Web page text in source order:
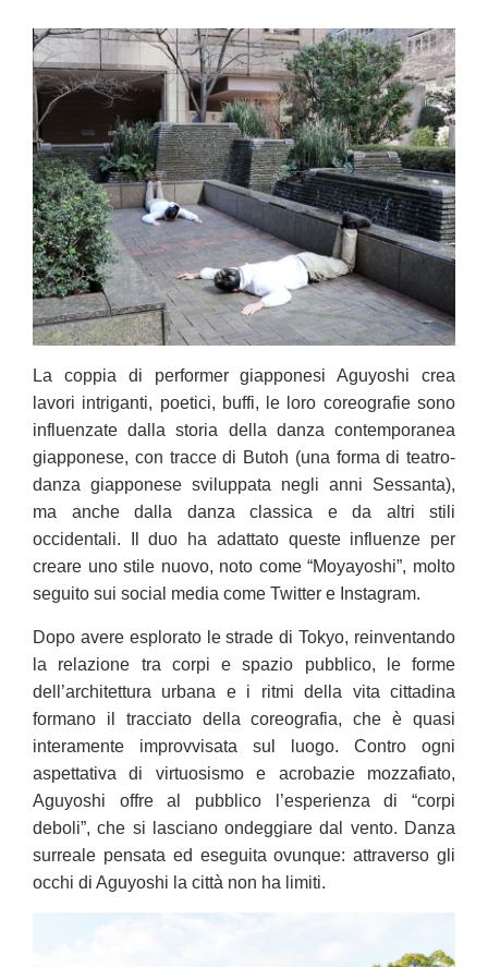
La coppia di performer giapponesi Aguyoshi crea
lavori intriganti, poetici, buffi, le loro coreografie sono
influenzate dalla storia della danza contemporanea
giapponese, con tracce di Butoh (una forma di teatro-
danza giapponese sviluppata negli anni Sessanta),
ma anche dalla danza classica e da altri stili
occidentali. Il duo ha adattato queste influenze per
creare uno stile nuovo, noto come “Moyayoshi”, molto
seguito sui social media come Twitter e Instagram.
Dopo avere esplorato le strade di Tokyo, reinventando
la relazione tra corpi e spazio pubblico, le forme
dell’architettura urbana e i ritmi della vita cittadina
formano il tracciato della coreografia, che è quasi
interamente improvvisata sul luogo. Contro ogni
aspettativa di virtuosismo e acrobazie mozzafiato,
Aguyoshi offre al pubblico l’esperienza di “corpi
deboli”, che si lasciano ondeggiare dal vento. Danza
surreale pensata ed eseguita ovunque: attraverso gli
occhi di Aguyoshi la città non ha limiti.